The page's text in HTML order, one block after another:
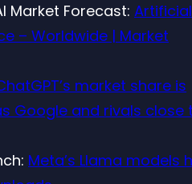
Market Forecast: Artificial
– Worldwide | Market
market share is
Google and rivals close
Meta’s Llama models